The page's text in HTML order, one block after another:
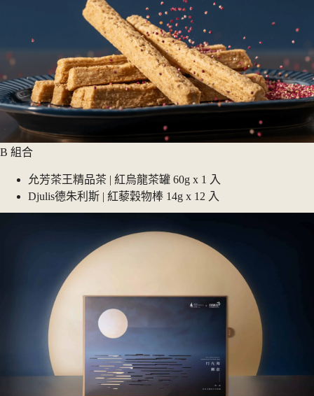
B 組合
允芳茶王精品茶 | 紅烏龍茶罐 60g x 1 入
Djulis德朱利斯 | 紅藜穀物棒 14g x 12 入